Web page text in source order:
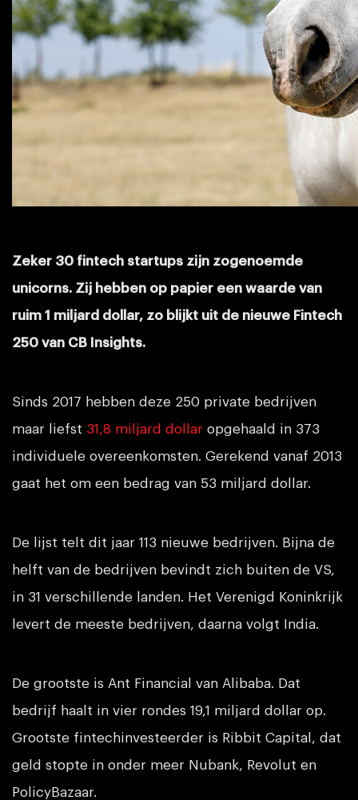
Zeker 30 fintech startups zijn zogenoemde
unicorns. Zij hebben op papier een waarde van
ruim 1 miljard dollar, zo blijkt uit de nieuwe Fintech
250 van CB Insights.
Sinds 2017 hebben deze 250 private bedrijven
maar liefst 31,8 miljard dollar opgehaald in 373
individuele overeenkomsten. Gerekend vanaf 2013
gaat het om een bedrag van 53 miljard dollar.
De lijst telt dit jaar 113 nieuwe bedrijven. Bijna de
helft van de bedrijven bevindt zich buiten de VS,
in 31 verschillende landen. Het Verenigd Koninkrijk
levert de meeste bedrijven, daarna volgt India.
De grootste is Ant Financial van Alibaba. Dat
bedrijf haalt in vier rondes 19,1 miljard dollar op.
Grootste fintechinvesteerder is Ribbit Capital, dat
geld stopte in onder meer Nubank, Revolut en
PolicyBazaar.